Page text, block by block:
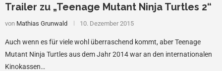
Trailer zu „Teenage Mutant Ninja Turtles 2“
von Mathias Grunwald 10. Dezember 2015
Auch wenn es für viele wohl überraschend kommt, aber Teenage
Mutant Ninja Turtles aus dem Jahr 2014 war an den internationalen
Kinokassen…